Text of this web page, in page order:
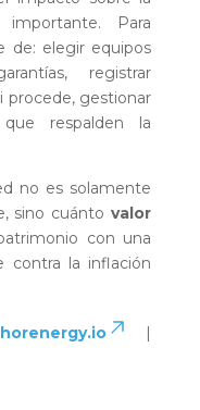
Para
de: elegir equipos
registrar
procede, gestionar
respalden la
no es solamente
sino cuántovalor
con una
contra la inflación
|